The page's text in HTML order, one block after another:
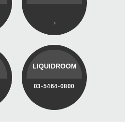
LIQUIDROOM
03-5464-0800